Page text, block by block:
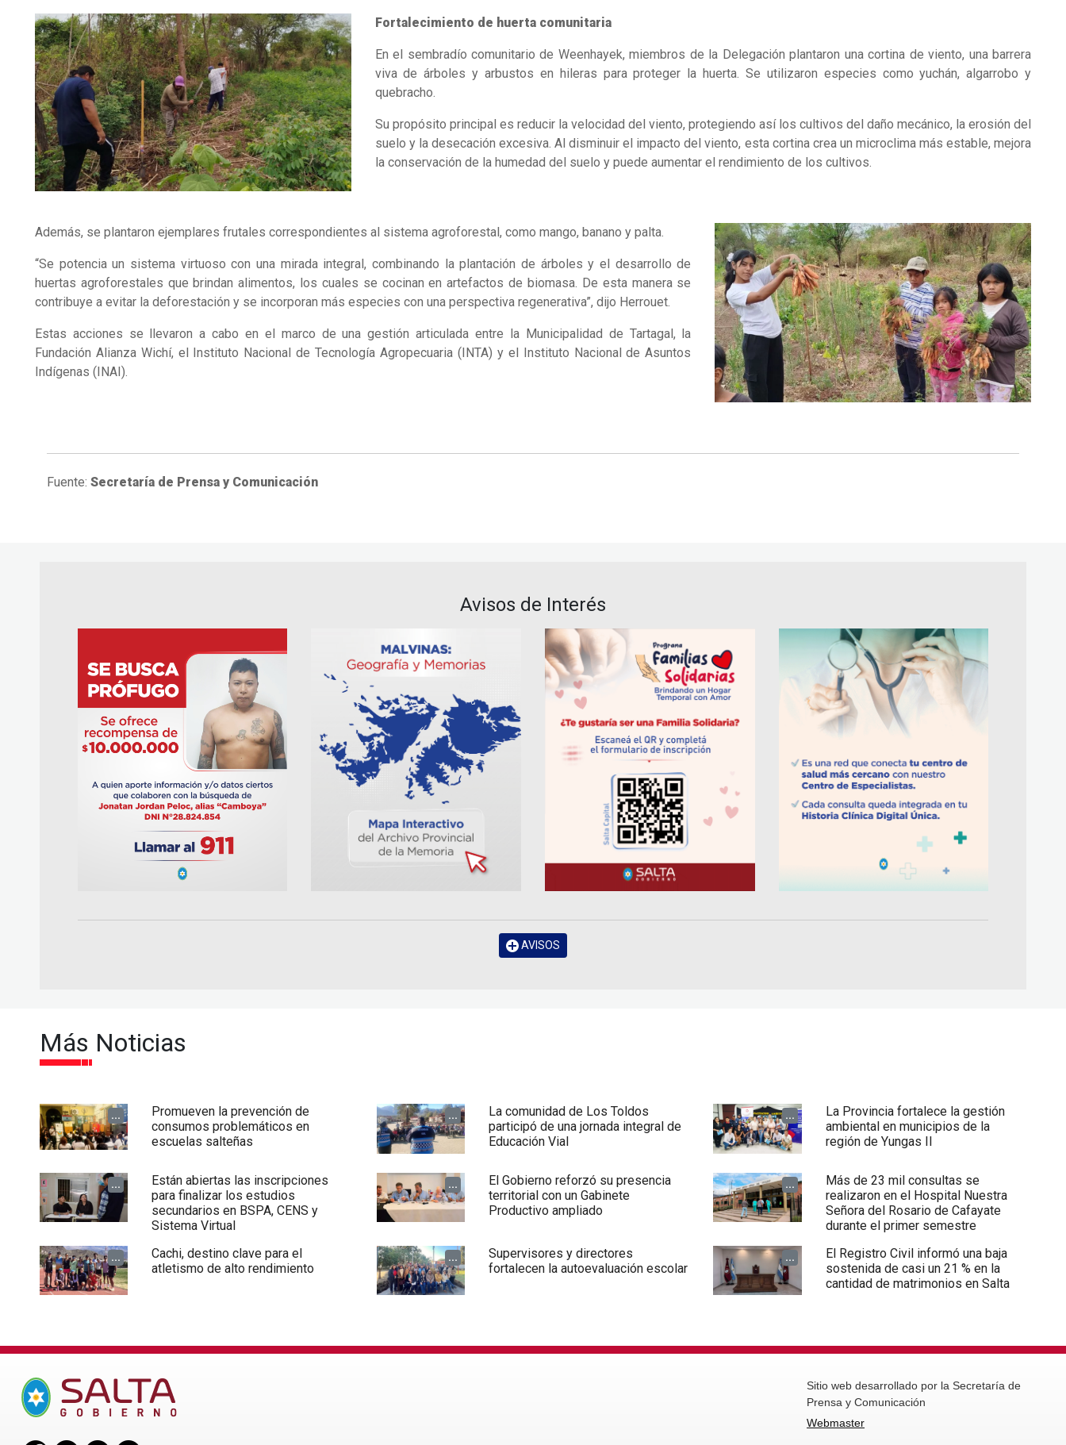
Fortalecimiento de huerta comunitaria
En el sembradío comunitario de Weenhayek, miembros de la Delegación plantaron una cortina de viento, una barrera
viva de árboles y arbustos en hileras para proteger la huerta. Se utilizaron especies como yuchán, algarrobo y
quebracho.
Su propósito principal es reducir la velocidad del viento, protegiendo así los cultivos del daño mecánico, la erosión del
suelo y la desecación excesiva. Al disminuir el impacto del viento, esta cortina crea un microclima más estable, mejora
la conservación de la humedad del suelo y puede aumentar el rendimiento de los cultivos.
Además, se plantaron ejemplares frutales correspondientes al sistema agroforestal, como mango, banano y palta.
“Se potencia un sistema virtuoso con una mirada integral, combinando la plantación de árboles y el desarrollo de
huertas agroforestales que brindan alimentos, los cuales se cocinan en artefactos de biomasa. De esta manera se
contribuye a evitar la deforestación y se incorporan más especies con una perspectiva regenerativa”, dijo Herrouet.
Estas acciones se llevaron a cabo en el marco de una gestión articulada entre la Municipalidad de Tartagal, la
Fundación Alianza Wichí, el Instituto Nacional de Tecnología Agropecuaria (INTA) y el Instituto Nacional de Asuntos
Indígenas (INAI).
Fuente: Secretaría de Prensa y Comunicación
Avisos de Interés
AVISOS
Más Noticias
...
Promueven la prevención de
consumos problemáticos en
escuelas salteñas
...
La comunidad de Los Toldos
participó de una jornada integral de
Educación Vial
...
La Provincia fortalece la gestión
ambiental en municipios de la
región de Yungas II
...
Están abiertas las inscripciones
para finalizar los estudios
secundarios en BSPA, CENS y
Sistema Virtual
...
El Gobierno reforzó su presencia
territorial con un Gabinete
Productivo ampliado
...
Más de 23 mil consultas se
realizaron en el Hospital Nuestra
Señora del Rosario de Cafayate
durante el primer semestre
...
Cachi, destino clave para el
atletismo de alto rendimiento
...
Supervisores y directores
fortalecen la autoevaluación escolar
...
El Registro Civil informó una baja
sostenida de casi un 21 % en la
cantidad de matrimonios en Salta
Sitio web desarrollado por la Secretaría de
Prensa y Comunicación
Webmaster